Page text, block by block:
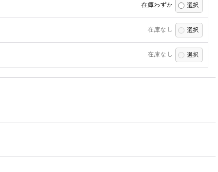
在庫わずか
在庫なし
在庫なし